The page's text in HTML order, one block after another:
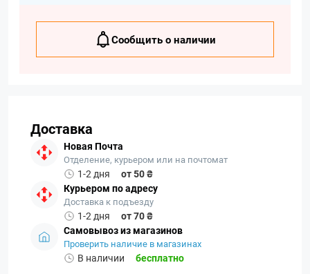
Сообщить о наличии
Доставка
Новая Почта
Отделение, курьером или на почтомат
1-2 дня
от 50 ₴
Курьером по адресу
Доставка к подъезду
1-2 дня
от 70 ₴
Самовывоз из магазинов
Проверить наличие в магазинах
В наличии бесплатно